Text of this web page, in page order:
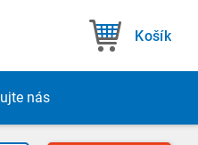
Košík
ujte nás